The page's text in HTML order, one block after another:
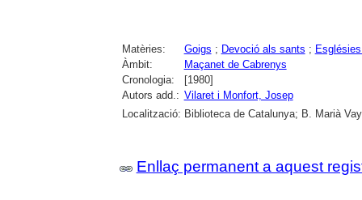
Matèries: Goigs ; Devoció als sants ;
Àmbit:
Maçanet de Cabrenys
Cronologia:
[1980]
Autors add.: Vilaret i Monfort, Josep
Localització: Biblioteca de Catalunya; B. Marià
Enllaç permanent a aquest